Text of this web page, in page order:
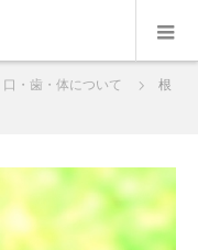
口・歯・体について
根